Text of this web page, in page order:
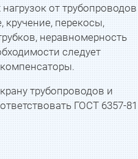
от трубопроводов
кручение, перекосы,
неравномерность
следует
трубопроводов и
ГОСТ 6357-